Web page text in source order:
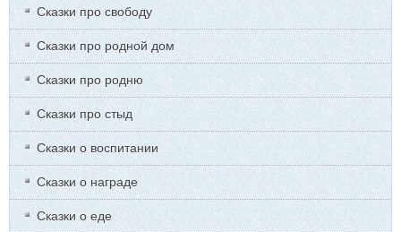
Сказки про свободу
Сказки про родной дом
Сказки про родню
Сказки про стыд
Сказки о воспитании
Сказки о награде
Сказки о еде